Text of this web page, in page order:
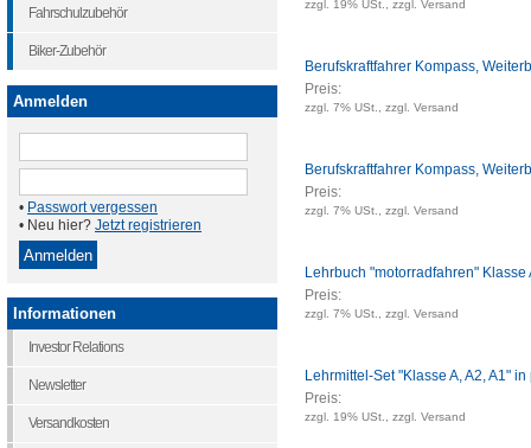
zzgl. 19% USt., zzgl. Versand
Berufskraftfahrer Kompass,
Preis:
zzgl. 7% USt., zzgl. Versand
Berufskraftfahrer Kompass,
Preis:
zzgl. 7% USt., zzgl. Versand
Lehrbuch "motorradfahren" Klasse
Preis:
zzgl. 7% USt., zzgl. Versand
Lehrmittel-Set "Klasse A, A2, A1"
Preis:
zzgl. 19% USt., zzgl. Versand
Fahrschulzubehör
Biker-Zubehör
Anmelden
• Passwort vergessen
• Neu hier? Jetzt registrieren
Informationen
Investor Relations
Newsletter
Versandkosten